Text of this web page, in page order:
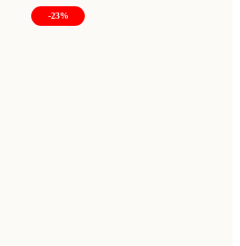
-23%